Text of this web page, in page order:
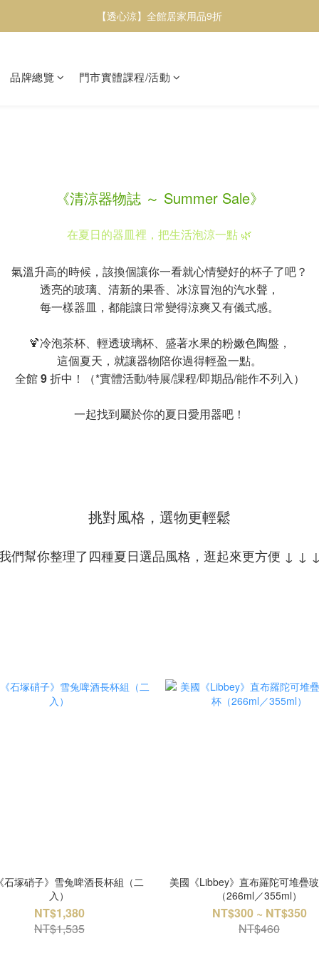
【透心涼】全館居家用品9折
【透心涼】全館居家用品9折
【透心涼】全館居家用品9折
品牌總覽 門市實體課程/活動
《清涼器物誌 ～ Summer Sale》
在夏日的器皿裡，把生活泡涼一點 🌿
氣溫升高的時候，該換個讓你一看就心情變好的杯子了吧？
透亮的玻璃、清新的果香、冰涼冒泡的汽水聲，
每一樣器皿，都能讓日常變得涼爽又有儀式感。
🍹冷泡茶杯、輕透玻璃杯、盛著水果的粉嫩色陶盤，
這個夏天，就讓器物陪你過得輕盈一點。
全館9折中！（*實體活動/特展/課程/即期品/能作不列入）
一起找到屬於你的夏日愛用器吧！
挑對風格，選物更輕鬆
們幫你整理了四種夏日選品風格，逛起來更方便 ↓ ↓
石塚硝子》雪兔啤酒長杯組（二
入）
NT$1,380
NT$1,535
美國《Libbey》直布羅陀可堆疊
（266ml／355ml）
NT$300 ~ NT$350
NT$460